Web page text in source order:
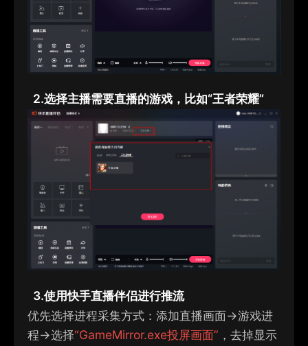
2.选择主播需要直播的游戏，比如“王者荣耀”
3.使用快手直播伴侣进行推流
优先选择进程采集方式：添加直播画面→游戏进
程→选择“GameMirror.exe投屏画面” ， 去掉显示